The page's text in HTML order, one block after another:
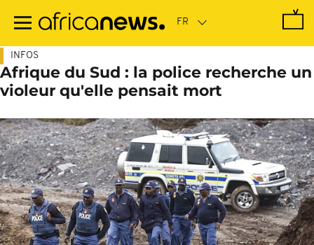
contenu
INFOS
Afrique du Sud : la police recherche un
violeur qu'elle pensait mort